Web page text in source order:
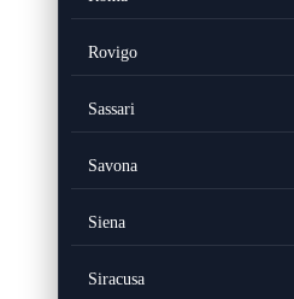
Rovigo
Sassari
Savona
Siena
Siracusa